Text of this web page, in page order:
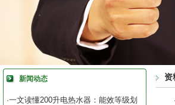
新闻动态
·一文读懂200升电热水器：能效等级划
资
·